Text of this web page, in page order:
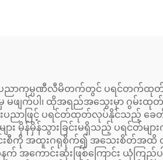
းပညာကုမ္ပဏီလီမိတက်တွင် ပရင်တက်ထုတ်
က်ပါ၊ ထိုအရည်အသွေးမှာ ဂွမ်းထုတ်
ညာဖြင့် ပရင်တ်ထုတ်လုပ်နိုင်သည့် ခေတ်
း မှိန်မှိန်သွားခြင်းမရှိသည့် ပရင်တ်မျာ
းစီကို အထူးဂရုစိုက်၍ အသေးစိတ်အထိ လု
က် အကောင်းဆုံးဖြစ်ကြောင်း ယုံက